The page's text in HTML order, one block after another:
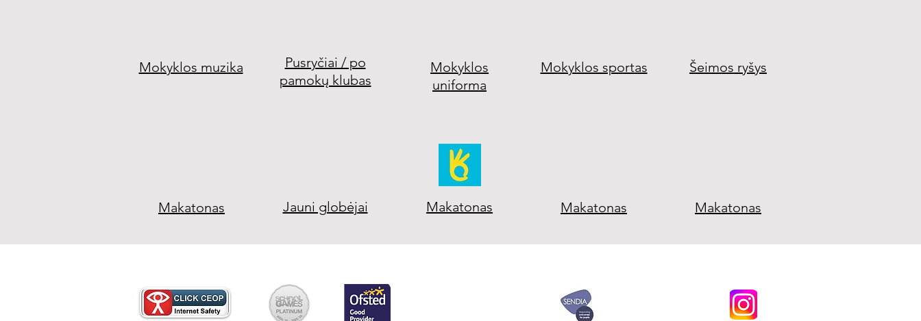
Mokyklos muzika
Pusryčiai / po
pamokų klubas
Mokyklos
uniforma
Mokyklos sportas Šeimos ryšys
Jauni globėjai
Makatonas Makatonas Makatonas Makatonas